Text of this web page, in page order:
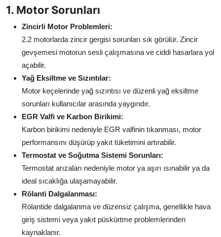
Şanzıman & Aktarma
Dizel Sistemler
Multimedya & Elektronik
1. Motor Sorunları
Zincirli Motor Problemleri:
2.2 motorlarda zincir gergisi sorunları sık görülür. Zincir
gevşemesi motorun sesli çalışmasına ve ciddi hasarlara yol
açabilir.
Yağ Eksiltme ve Sızıntılar:
Motor keçelerinde yağ sızıntısı ve düzenli yağ eksiltme
sorunları kullanıcılar arasında yaygındır.
EGR Valfi ve Karbon Birikimi:
Karbon birikimi nedeniyle EGR valfinin tıkanması, motor
performansını düşürüp yakıt tüketimini artırabilir.
Termostat ve Soğutma Sistemi Sorunları:
Termostat arızaları nedeniyle motor ya aşırı ısınabilir ya da
ideal sıcaklığa ulaşamayabilir.
Rölanti Dalgalanması:
Rölantide dalgalanma ve düzensiz çalışma, genellikle hava
giriş sistemi veya yakıt püskürtme problemlerinden
kaynaklanır.